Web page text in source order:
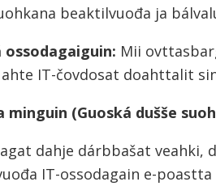
beaktilvuođa ja
Mii
IT-čovdosat doahttalit
(Guoská dušše
dahje dárbbašat veahki,
IT-ossodagain e-